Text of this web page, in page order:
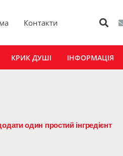
Контакти
КРИК ДУШІ ІНФОРМАЦІЯ
один простий інгредієнт